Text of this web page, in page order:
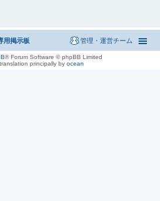
用掲示板 管理・運営チーム
® Forum Software © phpBB Limited
principally by ocean